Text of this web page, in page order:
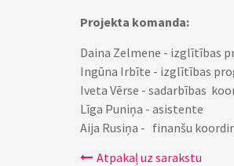
Projekta komanda:
Daina Zelmene - izglītības
Ingūna Irbīte - izglītības
Iveta Vērse - sadarbības
Līga Puniņa - asistente
Aija Rusiņa - finanšu
Atpakaļ uz sarakstu